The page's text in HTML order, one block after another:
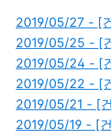
2019/05/27 - [
2019/05/25 - [
2019/05/24 - [
2019/05/22 - [
2019/05/21 - [
2019/05/19 - [